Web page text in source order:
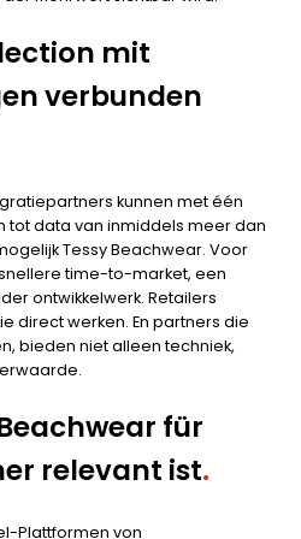
mit
verbunden
kunnen met één
data van inmiddels meer dan
Tessy Beachwear. Voor
time-to-market, een
ontwikkelwerk. Retailers
direct werken. En partners die
bieden niet alleen techniek,
für
relevant ist.
Plattformen von